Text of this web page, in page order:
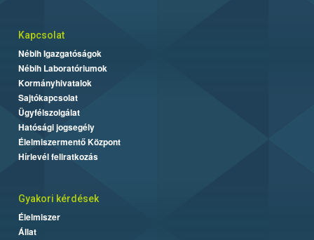
Kapcsolat
Nébih Igazgatóságok
Nébih Laboratóriumok
Kormányhivatalok
Sajtókapcsolat
Ügyfélszolgálat
Hatósági jogsegély
Élelmiszermentő Központ
Hírlevél feliratkozás
Gyakori kérdések
Élelmiszer
Állat